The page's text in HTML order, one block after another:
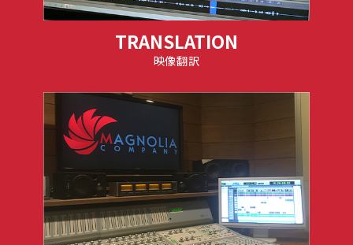
TRANSLATION
映像翻訳